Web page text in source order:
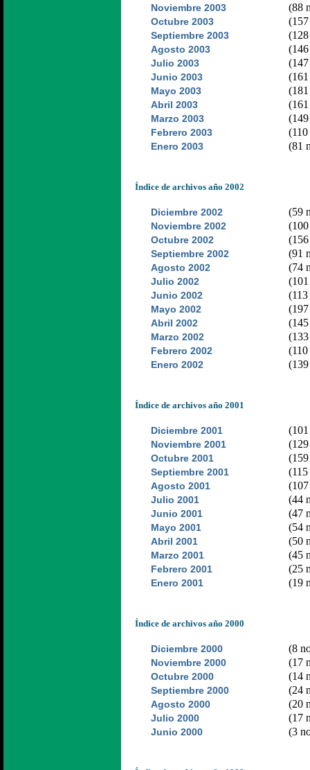
Noviembre 2003 (88
Octubre 2003
Septiembre 2003
Agosto 2003
Julio 2003
Junio 2003
Mayo 2003
Abril 2003
Marzo 2003
Febrero 2003
Enero 2003 (81
Índice de archivos año 2002
Diciembre 2002 (59
Noviembre 2002
Octubre 2002
Septiembre 2002 (91
Agosto 2002 (74
Julio 2002
Junio 2002
Mayo 2002
Abril 2002
Marzo 2002
Febrero 2002
Enero 2002
Índice de archivos año 2001
Diciembre 2001
Noviembre 2001
Octubre 2001
Septiembre 2001
Agosto 2001
Julio 2001 (44
Junio 2001 (47
Mayo 2001 (54
Abril 2001 (50
Marzo 2001 (45
Febrero 2001 (25
Enero 2001 (19
Índice de archivos año 2000
Diciembre 2000 (8
Noviembre 2000 (17
Octubre 2000 (14
Septiembre 2000 (24
Agosto 2000 (20
Julio 2000 (17
Junio 2000 (3